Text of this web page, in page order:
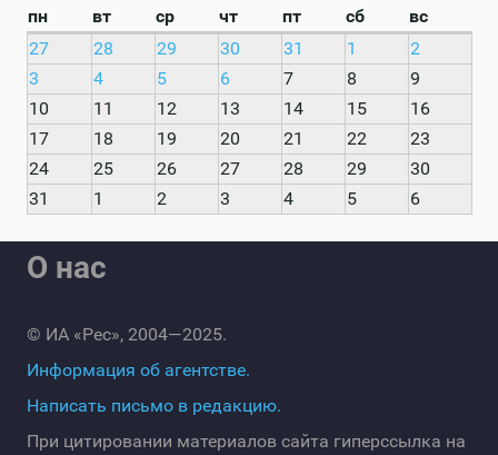
пн
вт ср чт пт сб
вс
27
28 29 30 31 1
2
3
4 5 6 7 8
9
10
11 12 13 14 15
16
17
18 19 20 21 22
23
24
25 26 27 28 29
30
31
1 2 3 4 5 6
О нас
© ИА «Рес», 2004—2025.
Информация об агентстве.
Написать письмо в редакцию.
При цитировании материалов сайта гиперссылка на